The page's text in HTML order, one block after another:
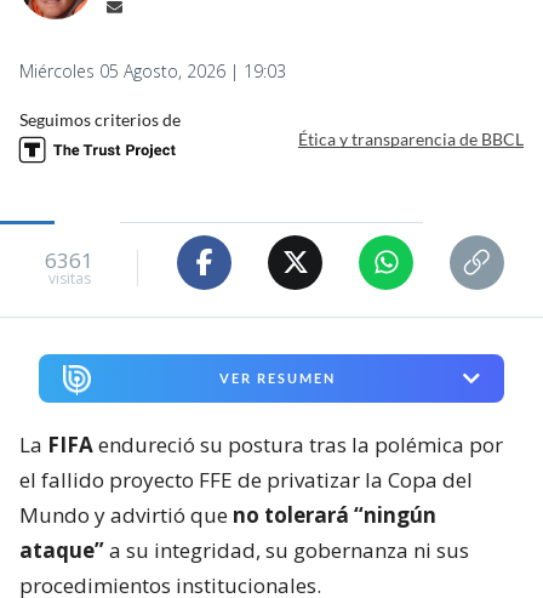
Miércoles 05 Agosto, 2026 | 19:03
Seguimos criterios de
Ética y transparencia de BBCL
6361
visitas
VER RESUMEN
La FIFAendureció su postura tras la polémica por
el fallido proyecto FFE de privatizar la Copa del
Mundo y advirtió que no tolerará “ningún
ataque”a su integridad, su gobernanza ni sus
procedimientos institucionales.